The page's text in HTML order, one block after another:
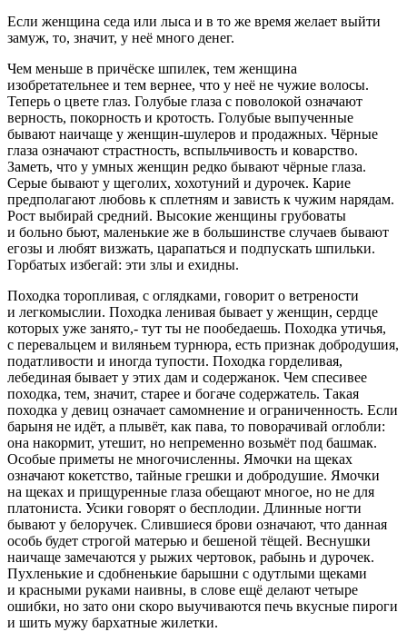
Если женщина седа или лыса и в то же время желает выйти
замуж, то, значит, у неё много денег.
Чем меньше в причёске шпилек, тем женщина
изобретательнее и тем вернее, что у неё не чужие волосы.
Теперь о цвете глаз. Голубые глаза с поволокой означают
верность, покорность и кротость. Голубые выпученные
бывают наичаще у женщин-шулеров и продажных. Чёрные
глаза означают страстность, вспыльчивость и коварство.
Заметь, что у умных женщин редко бывают чёрные глаза.
Серые бывают у щеголих, хохотуний и дурочек. Карие
предполагают любовь к сплетням и зависть к чужим нарядам.
Рост выбирай средний. Высокие женщины грубоваты
и больно бьют, маленькие же в большинстве случаев бывают
егозы и любят визжать, царапаться и подпускать шпильки.
Горбатых избегай: эти злы и ехидны.
Походка торопливая, с оглядками, говорит о ветрености
и легкомыслии. Походка ленивая бывает у женщин, сердце
которых уже занято,- тут ты не пообедаешь. Походка утичья,
с перевальцем и виляньем турнюра, есть признак добродушия,
податливости и иногда тупости. Походка горделивая,
лебединая бывает у этих дам и содержанок. Чем спесивее
походка, тем, значит, старее и богаче содержатель. Такая
походка у девиц означает самомнение и ограниченность. Если
барыня не идёт, а плывёт, как пава, то поворачивай оглобли:
она накормит, утешит, но непременно возьмёт под башмак.
Особые приметы не многочисленны. Ямочки на щеках
означают кокетство, тайные грешки и добродушие. Ямочки
на щеках и прищуренные глаза обещают многое, но не для
платониста. Усики говорят о бесплодии. Длинные ногти
бывают у белоручек. Слившиеся брови означают, что данная
особь будет строгой матерью и бешеной тёщей. Веснушки
наичаще замечаются у рыжих чертовок, рабынь и дурочек.
Пухленькие и сдобненькие барышни с одутлыми щеками
и красными руками наивны, в слове ещё делают четыре
ошибки, но зато они скоро выучиваются печь вкусные пироги
и шить мужу бархатные жилетки.